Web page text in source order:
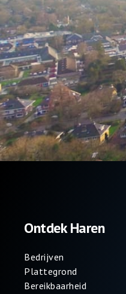
Ontdek Haren
Bedrijven
Plattegrond
Bereikbaarheid